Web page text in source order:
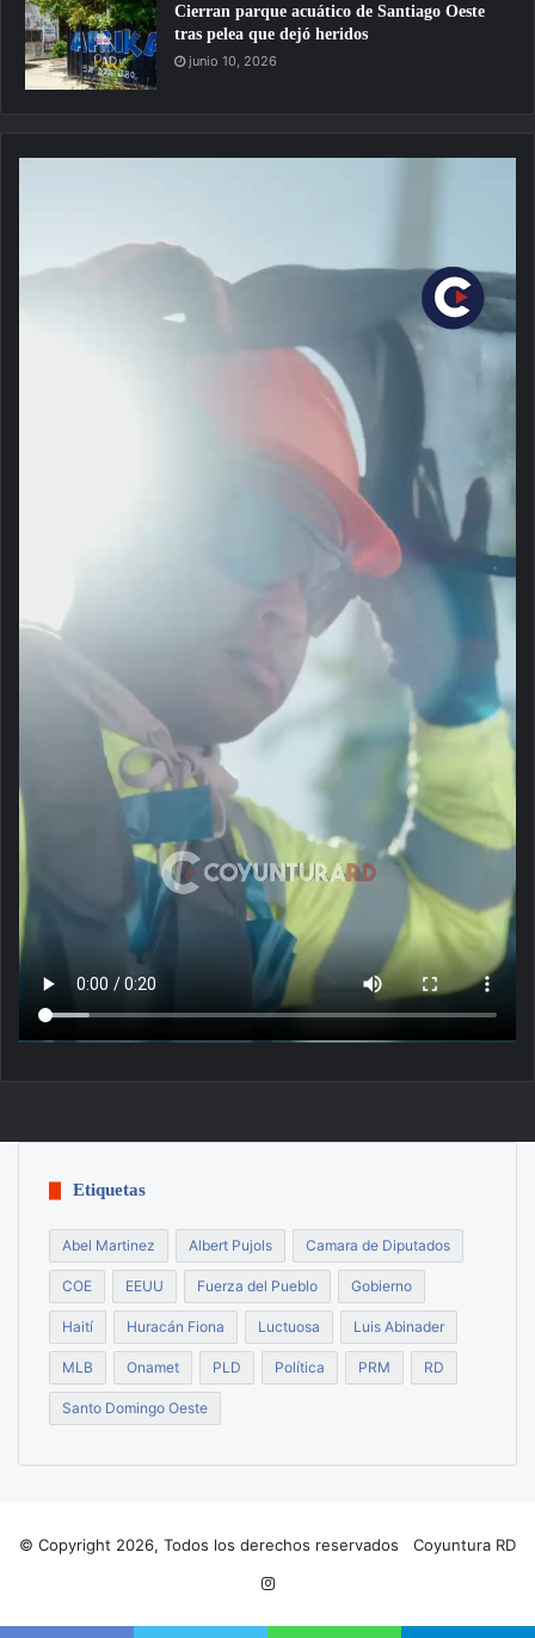
Cierran parque acuático de Santiago Oeste
tras pelea que dejó heridos
junio 10, 2026
Etiquetas
Abel Martinez Albert Pujols Camara de Diputados
COE EEUU Fuerza del Pueblo Gobierno
Haití Huracán Fiona Luctuosa Luis Abinader
MLB Onamet PLD Política PRM RD
Santo Domingo Oeste
© Copyright 2026, Todos los derechos reservados Coyuntura RD
Instagram